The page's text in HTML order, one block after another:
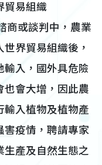
易組織
商或談判中，農業
界貿易組織後，
輸入，國外具危險
也會大增，因此農
輸入植物及植物產
害疫情，聘請專家
生產及自然生態之